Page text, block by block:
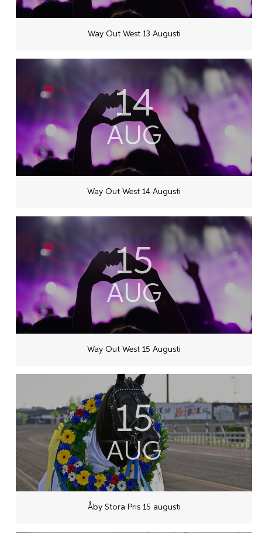
Way Out West 13 Augusti
14
AUG
Way Out West 14 Augusti
15
AUG
Way Out West 15 Augusti
15
AUG
Åby Stora Pris 15 augusti